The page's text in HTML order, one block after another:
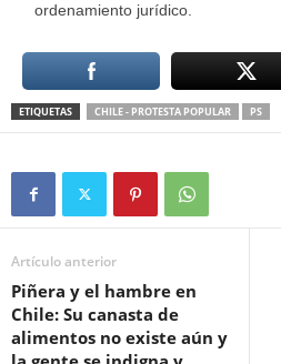
ordenamiento jurídico.
ETIQUETAS CHILE - PROTESTA POPULAR PS
Artículo anterior
Piñera y el hambre en
Chile: Su canasta de
alimentos no existe aún y